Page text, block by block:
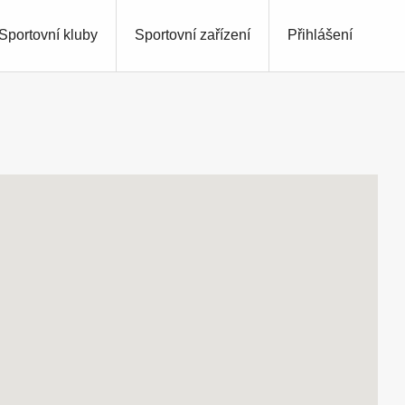
Přihlášení
kluby Sportovní zařízení